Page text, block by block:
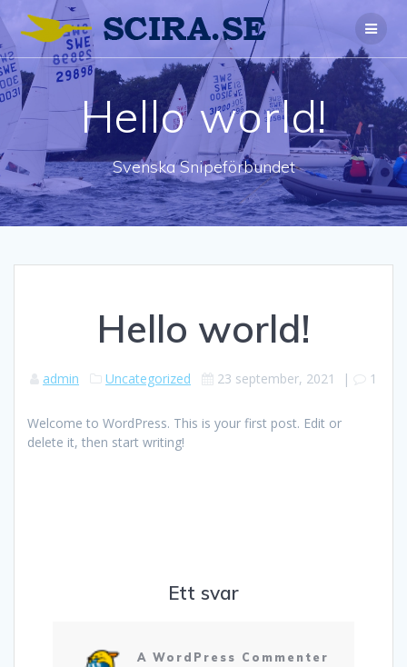
Hello world!
Svenska Snipeförbundet
Hello world!
admin Uncategorized 23 september, 2021 | 1
Welcome to WordPress. This is your first post. Edit or
delete it, then start writing!
Ett svar
A WordPress Commenter